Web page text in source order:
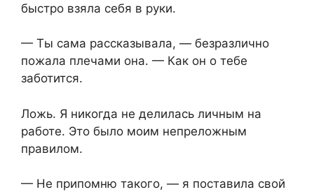
быстро взяла себя в руки.
— Ты сама рассказывала, — безразлично
пожала плечами она. — Как он о тебе
заботится.
Ложь. Я никогда не делилась личным на
работе. Это было моим непреложным
правилом.
— Не припомню такого, — я поставила свой